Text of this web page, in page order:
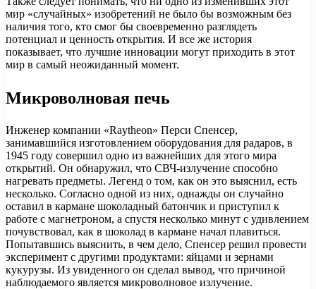
мир «случайных» изобретений не было бы возможным без
наличия того, кто смог бы своевременно разглядеть
потенциал и ценность открытия. И все же история
показывает, что лучшие инновации могут приходить в этот
мир в самый неожиданный момент.
Микроволновая печь
Инженер компании «Raytheon» Перси Спенсер,
занимавшийся изготовлением оборудования для радаров, в
1945 году совершил одно из важнейших для этого мира
открытий. Он обнаружил, что СВЧ-излучение способно
нагревать предметы. Легенд о том, как он это выяснил, есть
несколько. Согласно одной из них, однажды он случайно
оставил в кармане шоколадный батончик и приступил к
работе с магнетроном, а спустя несколько минут с удивлением
почувствовал, как в шоколад в кармане начал плавиться.
Попытавшись выяснить, в чем дело, Спенсер решил провести
эксперимент с другими продуктами: яйцами и зернами
кукурузы. Из увиденного он сделал вывод, что причиной
наблюдаемого является микроволновое излучение.